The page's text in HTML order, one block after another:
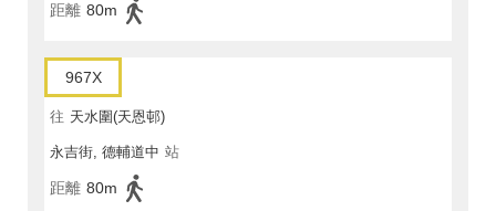
距離 80m
967X
往 天水圍(天恩邨)
永吉街, 德輔道中 站
距離 80m